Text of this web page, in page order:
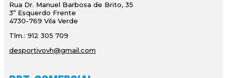
Rua Dr. Manuel Barbosa de Brito, 35
3º Esquerdo Frente
4730-769 Vila Verde
Tlm.: 912 305 709
desportivovh@gmail.com